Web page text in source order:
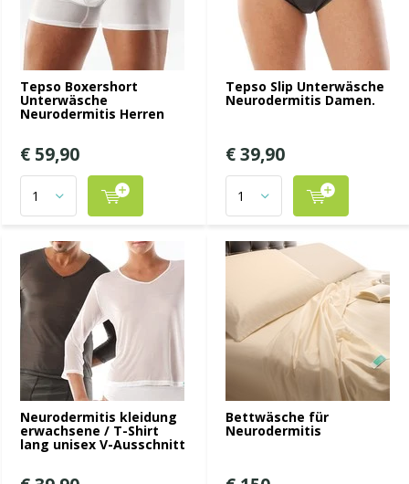
Tepso Boxershort
Unterwäsche
Neurodermitis Herren
€ 59,90
Tepso Slip Unterwäsche
Neurodermitis Damen.
€ 39,90
Neurodermitis kleidung
erwachsene / T-Shirt
lang unisex V-Ausschnitt
Bettwäsche für
Neurodermitis